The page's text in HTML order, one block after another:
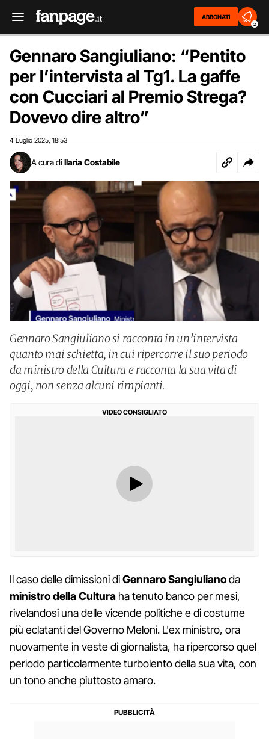
ABBONATI
2
Gennaro Sangiuliano: “Pentito
per l’intervista al Tg1. La gaffe
con Cucciari al Premio Strega?
Dovevo dire altro”
4 Luglio 2025 18:53
A cura di Ilaria Costabile
Gennaro Sangiuliano si racconta in un’intervista
quanto mai schietta, in cui ripercorre il suo periodo
da ministro della Cultura e racconta la sua vita di
oggi, non senza alcuni rimpianti.
VIDEO CONSIGLIATO
Il caso delle dimissioni diGennaro Sangiulianoda
ministro della Cultura ha tenuto banco per mesi,
rivelandosi una delle vicende politiche e di costume
più eclatanti del Governo Meloni. L'ex ministro, ora
nuovamente in veste di giornalista, ha ripercorso quel
periodo particolarmente turbolento della sua vita, con
un tono anche piuttosto amaro.